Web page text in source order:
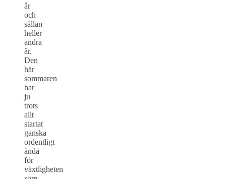
år
och
sällan
heller
andra
år.
Den
här
sommaren
har
ju
trots
allt
startat
ganska
ordentligt
ändå
för
växtligheten